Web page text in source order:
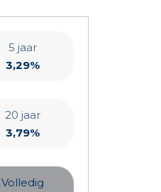
5 jaar
3,29%
20 jaar
3,79%
Volledig